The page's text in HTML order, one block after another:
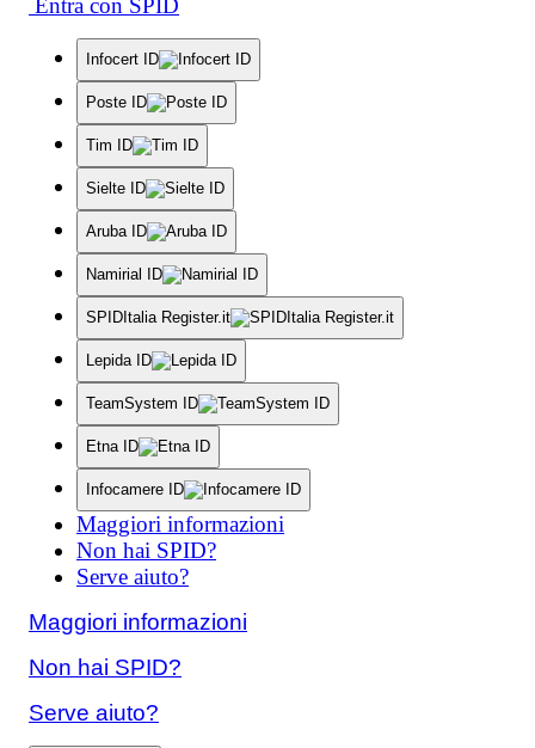
Entra con SPID
Infocert ID
Poste ID
Tim ID
Sielte ID
Aruba ID
Namirial ID
SPIDItalia Register.it
Lepida ID
TeamSystem ID
Etna ID
Infocamere ID
Maggiori informazioni
Non hai SPID?
Serve aiuto?
Maggiori informazioni
Non hai SPID?
Serve aiuto?